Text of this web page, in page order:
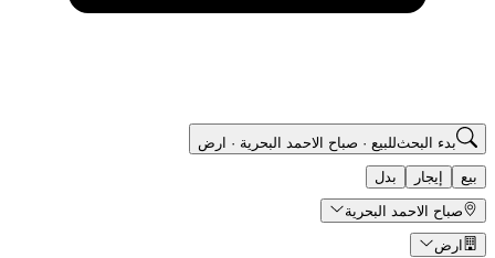
بدء البحثللبيع · صباح الاحمد البحرية · ارض
بيع إيجار بدل
صباح الاحمد البحرية
ارض